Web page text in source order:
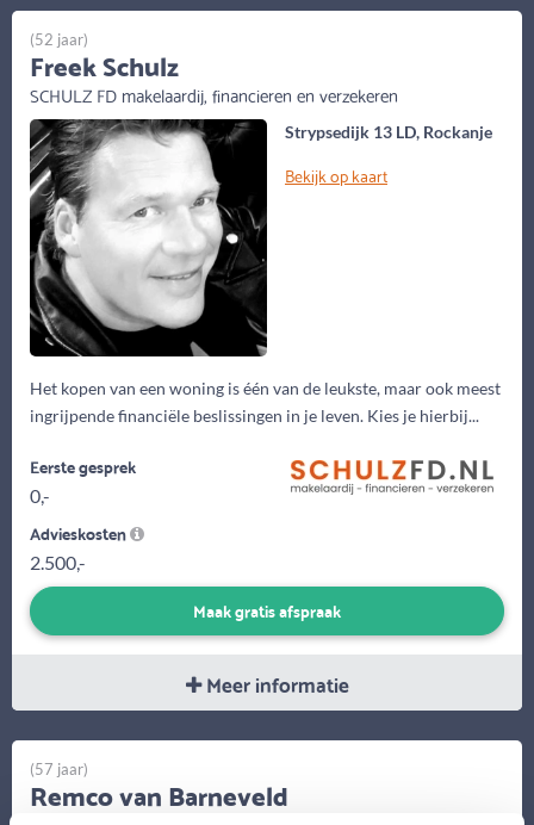
Strypsedijk 13 LD, Rockanje
Bekijk op kaart
Het kopen van een woning is één van de leukste, maar ook meest
ingrijpende financiële beslissingen in je leven. Kies je hierbij...
(52 jaar)
Freek Schulz
SCHULZ FD makelaardij, financieren en verzekeren
Eerste gesprek
0,-
Advieskosten
2.500,-
Maak gratis afspraak
Meer informatie
(57 jaar)
Remco van Barneveld